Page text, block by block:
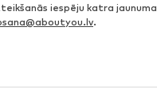
iespēju katra jaunuma
.